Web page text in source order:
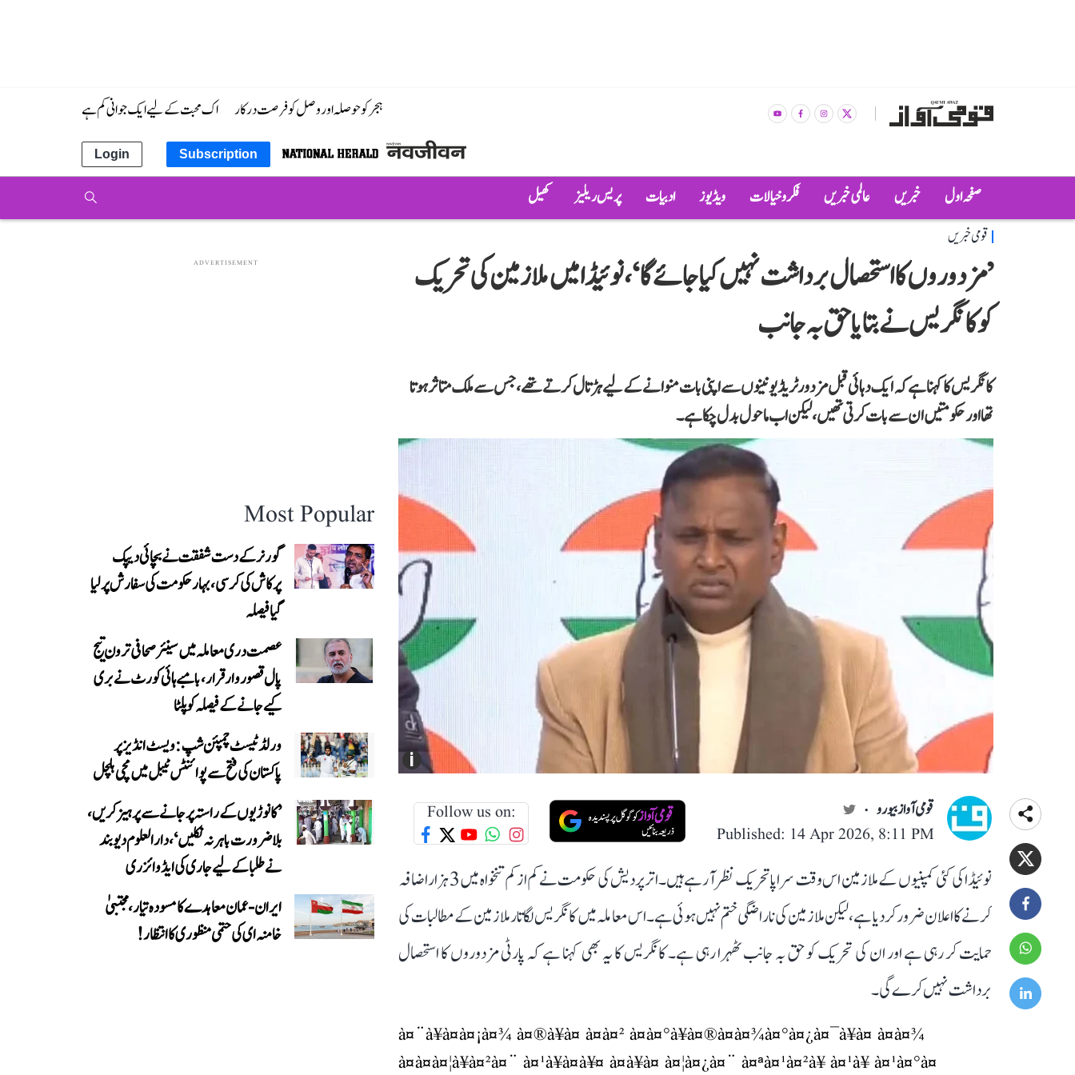
ہجر کو حوصلہ اور وصل کو فرصت درکار اک محبت کے لیے ایک جوانی کم ہے
Subscription
Login
صفحہ اول خبریں عالمی خبریں فکر و خیالات ویڈیوز ادبیات پریس ریلیز کھیل
قومی خبریں
’مزدوروں کا استحصال برداشت نہیں کیا جائے گا‘، نوئیڈا میں ملازمین کی تحریک
کو کانگریس نے بتایا حق بہ جانب
کانگریس کا کہنا ہے کہ ایک دہائی قبل مزدور ٹریڈ یونینوں سے اپنی بات منوانے کے لیے ہڑتال کرتے تھے، جس سے ملک متاثر ہوتا
تھا اور حکومتیں ان سے بات کرتی تھیں، لیکن اب ماحول بدل چکا ہے۔
i
قومی آواز بیورو
Published: 14 Apr 2026, 8:11 PM
Follow us on:
نوئیڈا کی کئی کمپنیوں کے ملازمین اس وقت سراپا تحریک نظر آ رہے ہیں۔ اتر پردیش کی حکومت نے کم از کم تنخواہ میں 3 ہزار اضافہ
کرنے کا اعلان ضرور کر دیا ہے، لیکن ملازمین کی ناراضگی ختم نہیں ہوئی ہے۔ اس معاملہ میں کانگریس لگاتار ملازمین کے مطالبات کی
حمایت کر رہی ہے اور ان کی تحریک کو حق بہ جانب ٹھہرا رہی ہے۔ کانگریس کا یہ بھی کہنا ہے کہ پارٹی مزدوروں کا استحصال
برداشت نہیں کرے گی۔
à¤¨à¥à¤à¤¡à¤¾ à¤®à¥à¤ à¤à¤² à¤à¤°à¥à¤®à¤à¤¾à¤°à¤¿à¤¯à¥à¤ à¤à¤¾
à¤à¤à¤¦à¥à¤²à¤¨ à¤¹à¥à¤à¥¤ à¤à¥à¤ à¤¦à¤¿à¤¨ à¤ªà¤¹à¤²à¥ à¤¹à¥ à¤¹à¤°à¤
ADVERTISEMENT
Most Popular
گورنر کے دست شفقت نے بچائی دیپک
پرکاش کی کرسی، بہار حکومت کی سفارش پر لیا
گیا فیصلہ
عصمت دری معاملہ میں سینئر صحافی ترون تیج
پال قصوروار قرار، بامبے ہائی کورٹ نے بری
کیے جانے کے فیصلہ کو پلٹا
ورلڈ ٹیسٹ چمپئن شپ: ویسٹ انڈیز پر
پاکستان کی فتح سے پوائنٹس ٹیبل میں مچی ہلچل
’کانوڑیوں کے راستہ پر جانے سے پرہیز کریں،
بلاضرورت باہر نہ نکلیں‘، دارالعلوم دیوبند
نے طلبا کے لیے جاری کی ایڈوائزری
ایران-عمان معاہدے کا مسودہ تیار، مجتبیٰ
خامنہ ای کی حتمی منظوری کا انتظار!